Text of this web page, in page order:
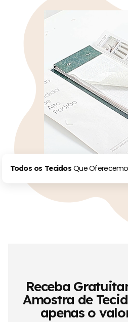
Todos os Tecidos Que
Receba
Amostra de
apenas o